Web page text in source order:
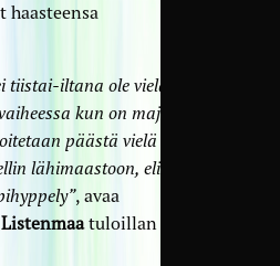
haasteensa
tiistai-iltana ole vielä ihan
kun on majoituttu ja
päästä vielä pienelle
lähimaastoon, eli haetaan
, avaa
tuloillan